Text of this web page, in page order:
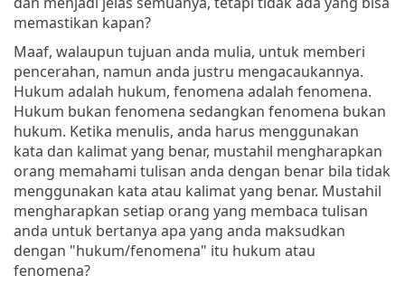
memastikan kapan?
Maaf, walaupun tujuan anda mulia, untuk memberi
pencerahan, namun anda justru mengacaukannya.
Hukum adalah hukum, fenomena adalah fenomena.
Hukum bukan fenomena sedangkan fenomena bukan
hukum. Ketika menulis, anda harus menggunakan
kata dan kalimat yang benar, mustahil mengharapkan
orang memahami tulisan anda dengan benar bila tidak
menggunakan kata atau kalimat yang benar. Mustahil
mengharapkan setiap orang yang membaca tulisan
anda untuk bertanya apa yang anda maksudkan
dengan "hukum/fenomena" itu hukum atau
fenomena?